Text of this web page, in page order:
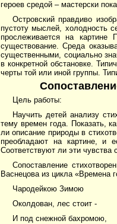
героев средой – мастерски
Островский правдиво
пустоту мыслей, холодность
прослеживается на
существование. Среда
существенными, социально
в конкретной обстановке.
черты той или иной группы.
Цель работы:
Научить детей анализу
тему времен года. Показать,
ли описание природы в
преобладают на картине, и
Соответствуют ли эти чувства
Сопоставление
Васнецова из цикла «Времена
Чародейкою Зимою
Околдован, лес стоит -
И под снежной бахромою,